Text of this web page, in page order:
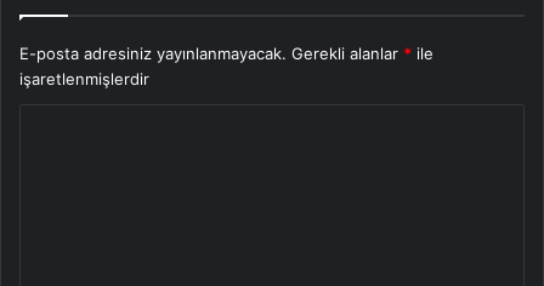
E-posta adresiniz yayınlanmayacak. Gerekli alanlar * ile
işaretlenmişlerdir